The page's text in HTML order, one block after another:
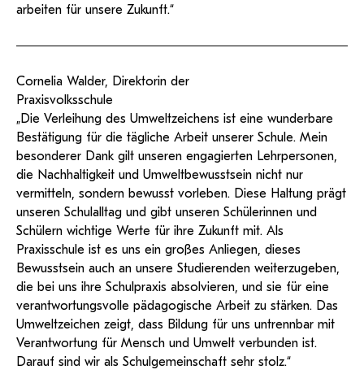
arbeiten für unsere Zukunft.“
Cornelia Walder, Direktorin der
Praxisvolksschule
„Die Verleihung des Umweltzeichens ist eine wunderbare
Bestätigung für die tägliche Arbeit unserer Schule. Mein
besonderer Dank gilt unseren engagierten Lehrpersonen,
die Nachhaltigkeit und Umweltbewusstsein nicht nur
vermitteln, sondern bewusst vorleben. Diese Haltung prägt
unseren Schulalltag und gibt unseren Schülerinnen und
Schülern wichtige Werte für ihre Zukunft mit. Als
Praxisschule ist es uns ein großes Anliegen, dieses
Bewusstsein auch an unsere Studierenden weiterzugeben,
die bei uns ihre Schulpraxis absolvieren, und sie für eine
verantwortungsvolle pädagogische Arbeit zu stärken. Das
Umweltzeichen zeigt, dass Bildung für uns untrennbar mit
Verantwortung für Mensch und Umwelt verbunden ist.
Darauf sind wir als Schulgemeinschaft sehr stolz.“